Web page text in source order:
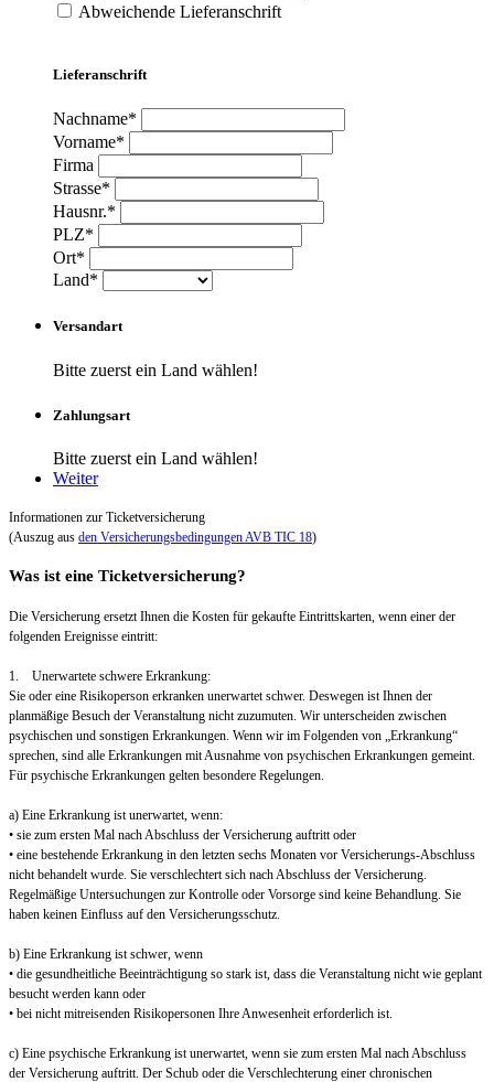
Abweichende Lieferanschrift
Lieferanschrift
Nachname*
Vorname*
Firma
Strasse*
Hausnr.*
PLZ*
Ort*
Land*
Versandart
Bitte zuerst ein Land wählen!
Zahlungsart
Bitte zuerst ein Land wählen!
Weiter
Informationen zur Ticketversicherung
(Auszug aus den Versicherungsbedingungen AVB TIC 18)
Was ist eine Ticketversicherung?
Die Versicherung ersetzt Ihnen die Kosten für gekaufte Eintrittskarten, wenn einer der
folgenden Ereignisse eintritt:
1. Unerwartete schwere Erkrankung:
Sie oder eine Risikoperson erkranken unerwartet schwer. Deswegen ist Ihnen der
planmäßige Besuch der Veranstaltung nicht zuzumuten. Wir unterscheiden zwischen
psychischen und sonstigen Erkrankungen. Wenn wir im Folgenden von „Erkrankung“
sprechen, sind alle Erkrankungen mit Ausnahme von psychischen Erkrankungen gemeint.
Für psychische Erkrankungen gelten besondere Regelungen.
a) Eine Erkrankung ist unerwartet, wenn:
• sie zum ersten Mal nach Abschluss der Versicherung auftritt oder
• eine bestehende Erkrankung in den letzten sechs Monaten vor Versicherungs-Abschluss
nicht behandelt wurde. Sie verschlechtert sich nach Abschluss der Versicherung.
Regelmäßige Untersuchungen zur Kontrolle oder Vorsorge sind keine Behandlung. Sie
haben keinen Einfluss auf den Versicherungsschutz.
b) Eine Erkrankung ist schwer, wenn
• die gesundheitliche Beeinträchtigung so stark ist, dass die Veranstaltung nicht wie geplant
besucht werden kann oder
• bei nicht mitreisenden Risikopersonen Ihre Anwesenheit erforderlich ist.
c) Eine psychische Erkrankung ist unerwartet, wenn sie zum ersten Mal nach Abschluss
der Versicherung auftritt. Der Schub oder die Verschlechterung einer chronischen